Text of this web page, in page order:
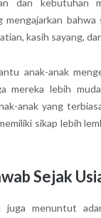
mengajarkan
kasih sayang,
anak-anak
mereka lebih
anak yang
sikap lebih
Sejak
juga menuntut